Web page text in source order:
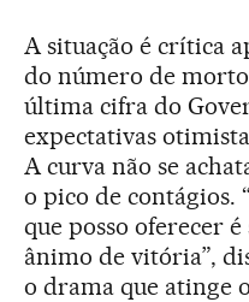
A situação é crítica
do número de
última cifra do
expectativas
A curva não se
o pico de contágios.
que posso oferecer
ânimo de vitória”,
o drama que atinge